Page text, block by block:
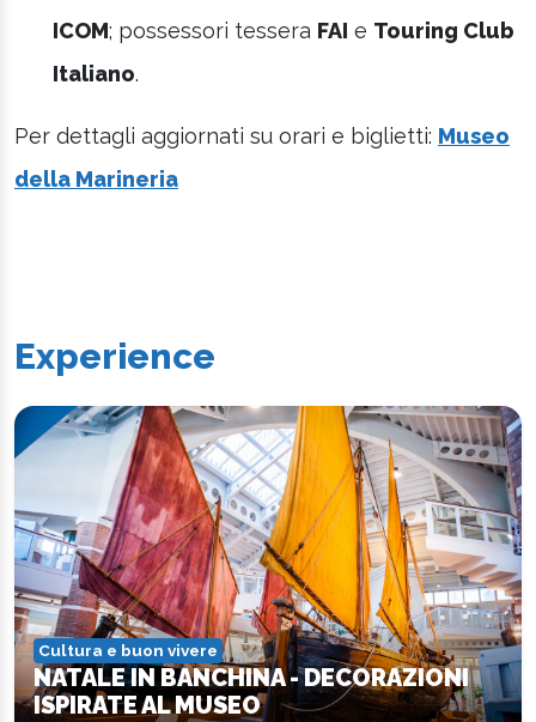
ICOM; possessori tessera FAI e Touring Club
Italiano.
Per dettagli aggiornati su orari e biglietti: Museo
della Marineria
Experience
Cultura e buon vivere
NATALE IN BANCHINA - DECORAZIONI
ISPIRATE AL MUSEO